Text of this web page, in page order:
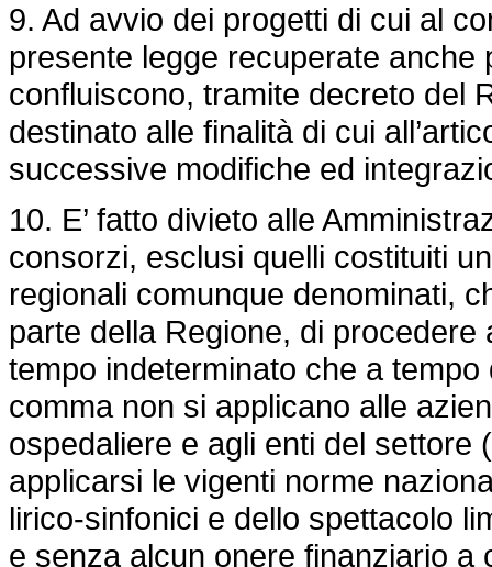
9. Ad avvio dei progetti di cui al
presente legge recuperate
confluiscono, tramite decreto del
destinato alle finalità di cui
successive modifiche ed
10. E’ fatto divieto alle
consorzi, esclusi quelli costituiti
regionali comunque denominati,
parte della Regione, di
tempo indeterminato che a
comma non si applicano alle
ospedaliere e agli enti del settore
applicarsi le vigenti norme
lirico-sinfonici e dello spettacolo
e senza alcun onere finanziario a